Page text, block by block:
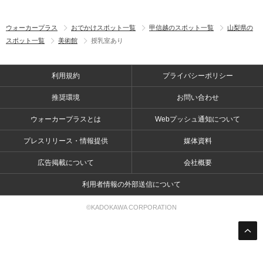
ウォーカープラス おでかけスポット一覧 甲信越のスポット一覧
山梨県の
スポット一覧
美術館 授乳室あり
利用規約 プライバシーポリシー
推奨環境 お問い合わせ
ウォーカープラスとは Webプッシュ通知について
プレスリリース・情報提供 媒体資料
広告掲載について 会社概要
利用者情報の外部送信について
©KADOKAWA CORPORATION